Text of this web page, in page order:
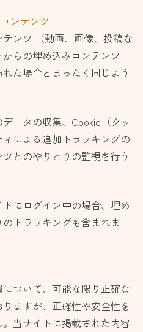
ンテンツ
ンツ （動画、画像、投稿な
らの埋め込みコンテンツ
た場合とまったく同じよう
ータの収集、Cookie（クッ
による追加トラッキングの
とのやりとりの監視を行う
にログイン中の場合、埋め
トラッキングも含まれま
ついて、可能な限り正確な
ますが、正確性や安全性を
当サイトに掲載された内容